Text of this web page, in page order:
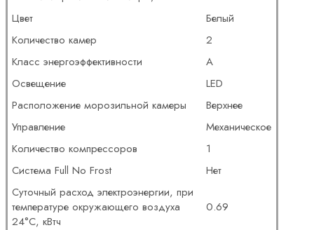
Цвет
Белый
Количество камер
2
Класс энергоэффективности
A
Освещение
LED
Расположение морозильной камеры
Верхнее
Управление
Механическое
Количество компрессоров
1
Система Full No Frost
Нет
Суточный расход электроэнергии, при
температуре окружающего воздуха
24°C, кВтч
0.69